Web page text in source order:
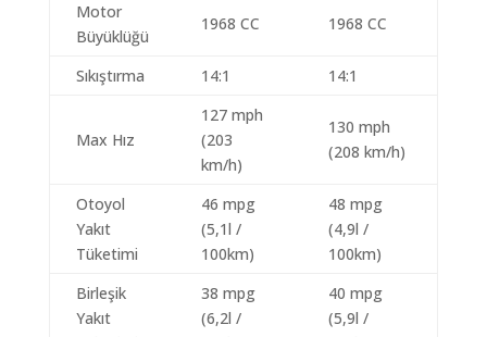
Motor
Büyüklüğü
1968 CC 1968 CC
Sıkıştırma 14:1 14:1
Max Hız
127 mph
(203
km/h)
130 mph
(208 km/h)
Otoyol
Yakıt
Tüketimi
46 mpg
(5,1l /
100km)
48 mpg
(4,9l /
100km)
Birleşik
Yakıt
38 mpg
(6,2l /
40 mpg
(5,9l /